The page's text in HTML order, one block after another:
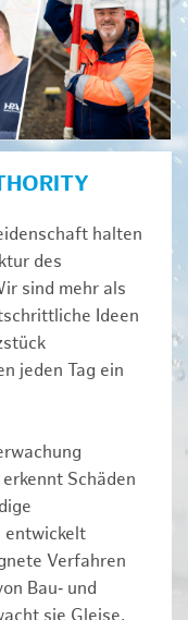
halten
des
sind mehr als
Ideen
jeden Tag ein
Schäden
entwickelt
Verfahren
Bau‑ und